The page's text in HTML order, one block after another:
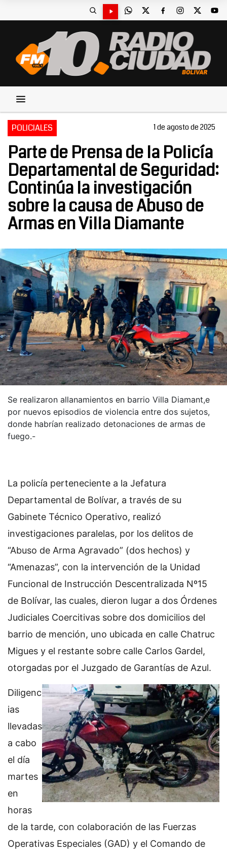
POLICIALES 1 de agosto de 2025
Parte de Prensa de la Policía
Departamental de Seguridad:
Continúa la investigación
sobre la causa de Abuso de
Armas en Villa Diamante
Se realizaron allanamientos en barrio Villa Diamant,e
por nuevos episodios de violencia entre dos sujetos,
donde habrían realizado detonaciones de armas de
fuego.-
La policía perteneciente a la Jefatura
Departamental de Bolívar, a través de su
Gabinete Técnico Operativo, realizó
investigaciones paralelas, por los delitos de
“Abuso de Arma Agravado” (dos hechos) y
“Amenazas”, con la intervención de la Unidad
Funcional de Instrucción Descentralizada Nº15
de Bolívar, las cuales, dieron lugar a dos Órdenes
Judiciales Coercitivas sobre dos domicilios del
barrio de mención, uno ubicada en calle Chatruc
Migues y el restante sobre calle Carlos Gardel,
otorgadas por el Juzgado de Garantías de Azul.
Diligenc
ias
llevadas
a cabo
el día
martes
en
horas
de la tarde, con colaboración de las Fuerzas
Operativas Especiales (GAD) y el Comando de